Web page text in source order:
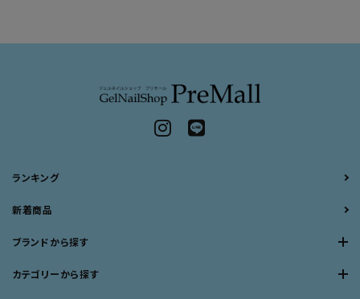
ランキング
新着商品
ブランドから探す
カテゴリーから探す